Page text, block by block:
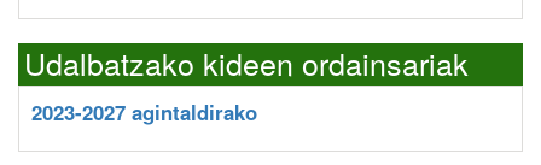
Udalbatzako kideen ordainsariak
2023-2027 agintaldirako